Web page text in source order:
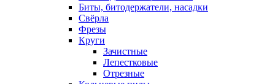
Биты, битодержатели, насадки
Свёрла
Фрезы
Круги
Зачистные
Лепестковые
Отрезные